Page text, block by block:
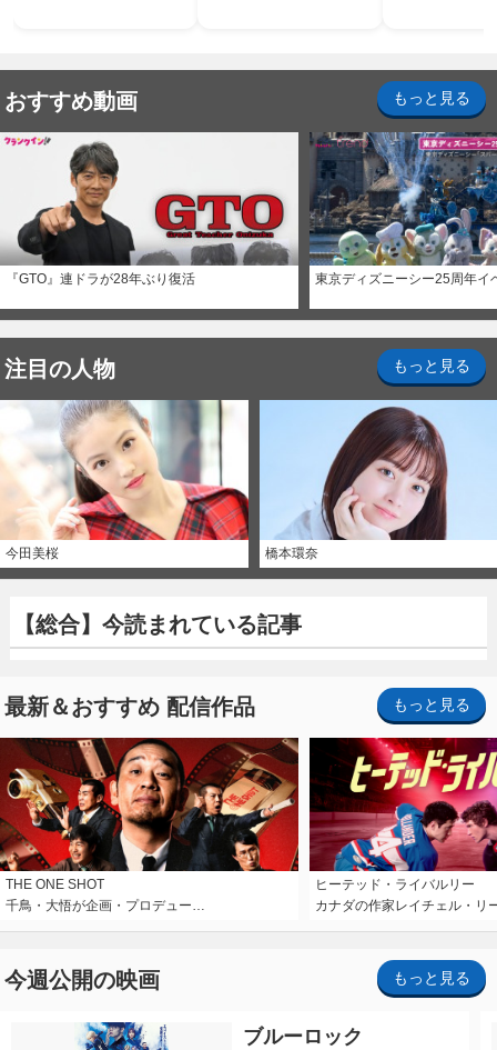
おすすめ動画 もっと見る
『GTO』連ドラが28年ぶり復活 東京ディズニーシー25周年イ
注目の人物 もっと見る
今田美桜 橋本環奈
【総合】今読まれている記事
最新＆おすすめ 配信作品 もっと見る
THE ONE SHOT
千鳥・大悟が企画・プロデュー…
ヒーテッド・ライバルリー
カナダの作家レイチェル・リ
今週公開の映画 もっと見る
ブルーロック